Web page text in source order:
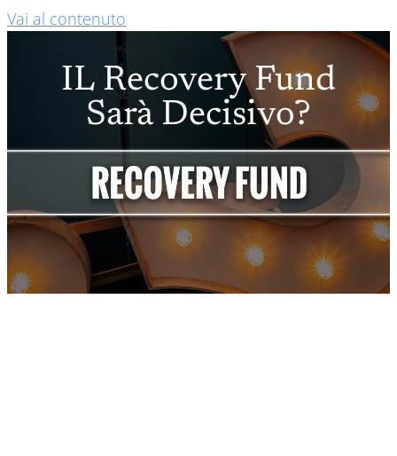
Vai al contenuto
IL Recovery Fund
Sarà Decisivo?